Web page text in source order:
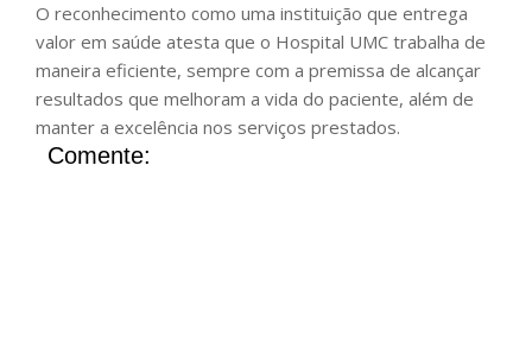
O reconhecimento como uma instituição que entrega
valor em saúde atesta que o Hospital UMC trabalha de
maneira eficiente, sempre com a premissa de alcançar
resultados que melhoram a vida do paciente, além de
manter a excelência nos serviços prestados.
Comente: